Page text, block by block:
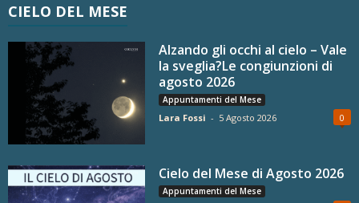
CIELO DEL MESE
Alzando gli occhi al cielo – Vale
la sveglia?Le congiunzioni di
agosto 2026
Appuntamenti del Mese
Lara Fossi - 5 Agosto 2026 0
Cielo del Mese di Agosto 2026
Appuntamenti del Mese